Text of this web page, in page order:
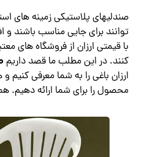
صندلیهای پلاستیکی زمینه های
توانند برای جایی مناسب باشند و
با قیمتی ارزان از فروشگاه های
کنند. در این مطلب ما قصد داریم
ارزان باغی را به شما معرفی کنیم
محصول را برای شما ارائه دهیم.